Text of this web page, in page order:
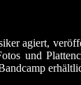
agiert,
und